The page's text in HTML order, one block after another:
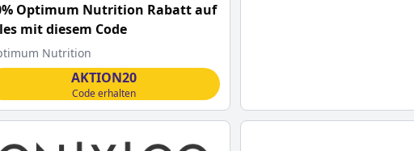
Optimum Nutrition Rabatt auf
mit diesem Code
Nutrition
AKTION20
Code erhalten